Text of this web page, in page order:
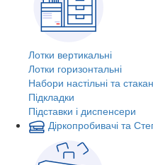
Лотки вертикальні
Лотки горизонтальні
Набори настільні та
Підкладки
Підставки і диспенсери
Діркопробивачі та